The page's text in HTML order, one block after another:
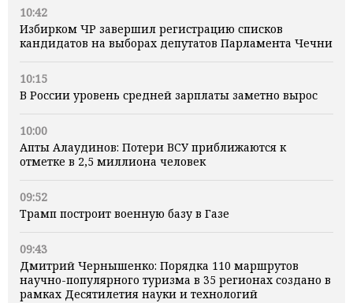
10:42
Избирком ЧР завершил регистрацию списков
кандидатов на выборах депутатов Парламента Чечни
10:15
В России уровень средней зарплаты заметно вырос
10:00
Апты Алаудинов: Потери ВСУ приближаются к
отметке в 2,5 миллиона человек
09:52
Трамп построит военную базу в Газе
09:43
Дмитрий Чернышенко: Порядка 110 маршрутов
научно-популярного туризма в 35 регионах создано в
рамках Десятилетия науки и технологий